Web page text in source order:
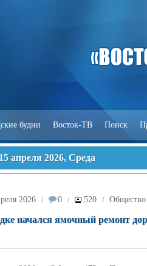
будни Восток-ТВ Поиск
апреля 2026, Среда
2026 / 0 / 520 / Общество
начался ямочный ремонт